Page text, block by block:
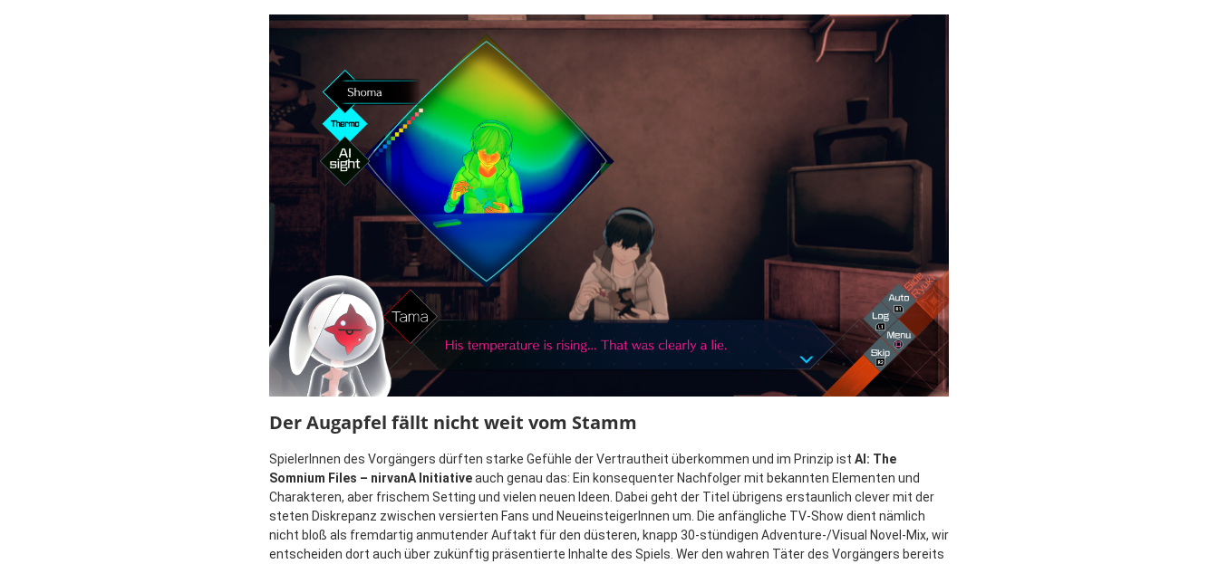
Der Augapfel fällt nicht weit vom Stamm
SpielerInnen des Vorgängers dürften starke Gefühle der Vertrautheit überkommen und im Prinzip ist AI: The
Somnium Files – nirvanA Initiativeauch genau das: Ein konsequenter Nachfolger mit bekannten Elementen und
Charakteren, aber frischem Setting und vielen neuen Ideen. Dabei geht der Titel übrigens erstaunlich clever mit der
steten Diskrepanz zwischen versierten Fans und NeueinsteigerInnen um. Die anfängliche TV-Show dient nämlich
nicht bloß als fremdartig anmutender Auftakt für den düsteren, knapp 30-stündigen Adventure-/Visual Novel-Mix, wir
entscheiden dort auch über zukünftig präsentierte Inhalte des Spiels. Wer den wahren Täter des Vorgängers bereits